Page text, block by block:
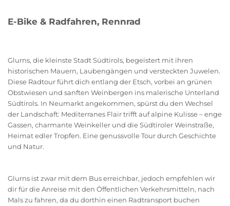
E-Bike & Radfahren, Rennrad
Glurns, die kleinste Stadt Südtirols, begeistert mit ihren
historischen Mauern, Laubengängen und versteckten Juwelen.
Diese Radtour führt dich entlang der Etsch, vorbei an grünen
Obstwiesen und sanften Weinbergen ins malerische Unterland
Südtirols. In Neumarkt angekommen, spürst du den Wechsel
der Landschaft: Mediterranes Flair trifft auf alpine Kulisse – enge
Gassen, charmante Weinkeller und die Südtiroler Weinstraße,
Heimat edler Tropfen. Eine genussvolle Tour durch Geschichte
und Natur.
Glurns ist zwar mit dem Bus erreichbar, jedoch empfehlen wir
dir für die Anreise mit den Öffentlichen Verkehrsmitteln, nach
Mals zu fahren, da du dorthin einen Radtransport buchen